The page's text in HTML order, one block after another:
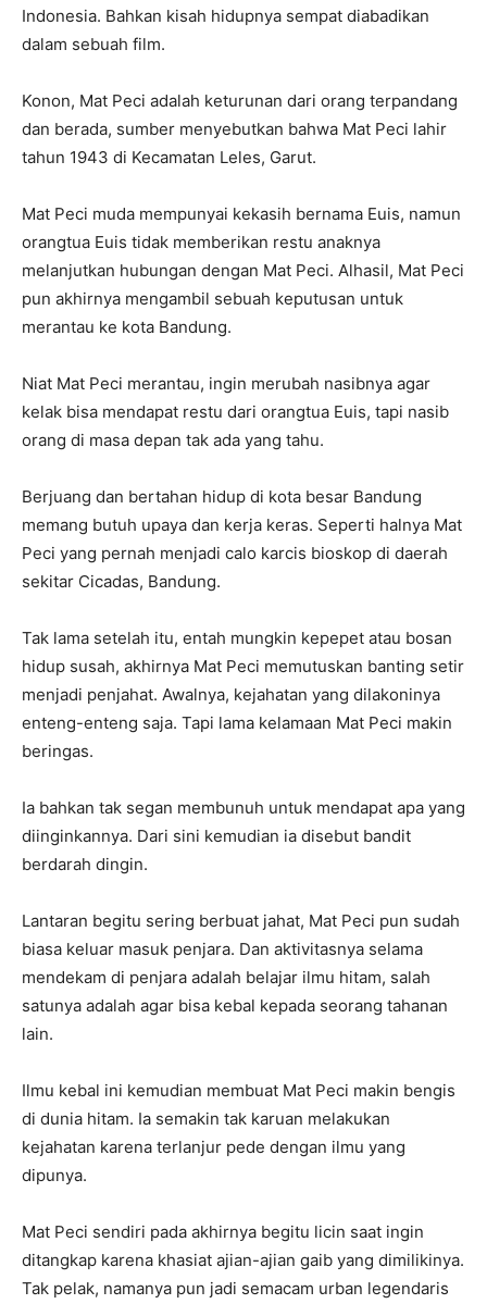
Indonesia. Bahkan kisah hidupnya sempat diabadikan
dalam sebuah film.
Konon, Mat Peci adalah keturunan dari orang terpandang
dan berada, sumber menyebutkan bahwa Mat Peci lahir
tahun 1943 di Kecamatan Leles, Garut.
Mat Peci muda mempunyai kekasih bernama Euis, namun
orangtua Euis tidak memberikan restu anaknya
melanjutkan hubungan dengan Mat Peci. Alhasil, Mat Peci
pun akhirnya mengambil sebuah keputusan untuk
merantau ke kota Bandung.
Niat Mat Peci merantau, ingin merubah nasibnya agar
kelak bisa mendapat restu dari orangtua Euis, tapi nasib
orang di masa depan tak ada yang tahu.
Berjuang dan bertahan hidup di kota besar Bandung
memang butuh upaya dan kerja keras. Seperti halnya Mat
Peci yang pernah menjadi calo karcis bioskop di daerah
sekitar Cicadas, Bandung.
Tak lama setelah itu, entah mungkin kepepet atau bosan
hidup susah, akhirnya Mat Peci memutuskan banting setir
menjadi penjahat. Awalnya, kejahatan yang dilakoninya
enteng-enteng saja. Tapi lama kelamaan Mat Peci makin
beringas.
Ia bahkan tak segan membunuh untuk mendapat apa yang
diinginkannya. Dari sini kemudian ia disebut bandit
berdarah dingin.
Lantaran begitu sering berbuat jahat, Mat Peci pun sudah
biasa keluar masuk penjara. Dan aktivitasnya selama
mendekam di penjara adalah belajar ilmu hitam, salah
satunya adalah agar bisa kebal kepada seorang tahanan
lain.
Ilmu kebal ini kemudian membuat Mat Peci makin bengis
di dunia hitam. Ia semakin tak karuan melakukan
kejahatan karena terlanjur pede dengan ilmu yang
dipunya.
Mat Peci sendiri pada akhirnya begitu licin saat ingin
ditangkap karena khasiat ajian-ajian gaib yang dimilikinya.
Tak pelak, namanya pun jadi semacam urban legendaris